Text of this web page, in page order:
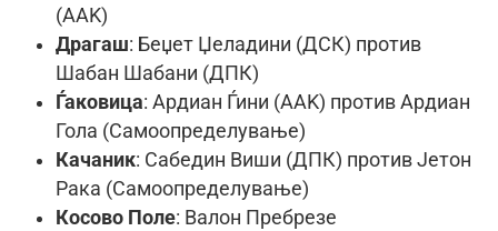
(ААK)
Драгаш: Беџет Џеладини (ДСК) против
Шабан Шабани (ДПК)
Ѓаковица: Ардиан Ѓини (ААK) против Ардиан
Гола (Самоопределување)
Качаник: Сабедин Виши (ДПК) против Јетон
Рака (Самоопределување)
Косово Поле: Валон Пребрезе